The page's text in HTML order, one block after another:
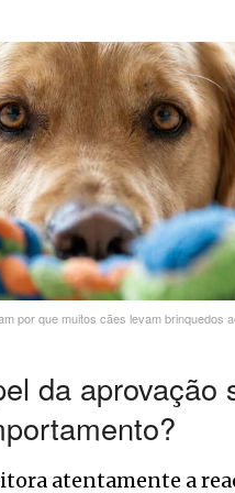
por que muitos cães levam brinquedos
da aprovação
atentamente a